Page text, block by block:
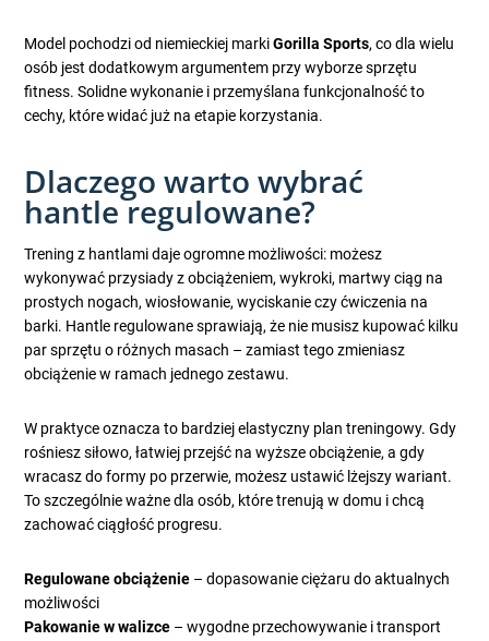
Model pochodzi od niemieckiej markiGorilla Sports, co dla wielu
osób jest dodatkowym argumentem przy wyborze sprzętu
fitness. Solidne wykonanie i przemyślana funkcjonalność to
cechy, które widać już na etapie korzystania.
Dlaczego warto wybrać
hantle regulowane?
Trening z hantlami daje ogromne możliwości: możesz
wykonywać przysiady z obciążeniem, wykroki, martwy ciąg na
prostych nogach, wiosłowanie, wyciskanie czy ćwiczenia na
barki. Hantle regulowane sprawiają, że nie musisz kupować kilku
par sprzętu o różnych masach – zamiast tego zmieniasz
obciążenie w ramach jednego zestawu.
W praktyce oznacza to bardziej elastyczny plan treningowy. Gdy
rośniesz siłowo, łatwiej przejść na wyższe obciążenie, a gdy
wracasz do formy po przerwie, możesz ustawić lżejszy wariant.
To szczególnie ważne dla osób, które trenują w domu i chcą
zachować ciągłość progresu.
Regulowane obciążenie – dopasowanie ciężaru do aktualnych
możliwości
Pakowanie w walizce – wygodne przechowywanie i transport